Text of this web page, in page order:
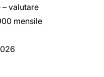
valutare
mensile